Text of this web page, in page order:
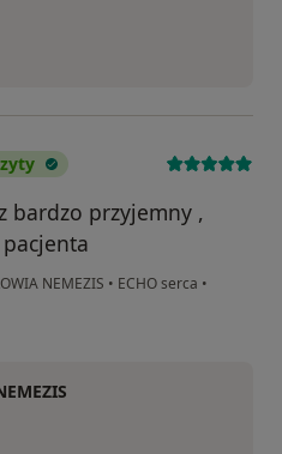
bardzo przyjemny ,
NEMEZIS • ECHO serca •